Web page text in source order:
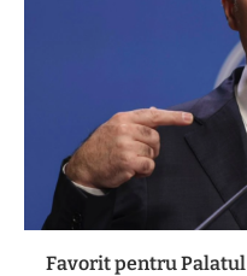
Favorit pentru